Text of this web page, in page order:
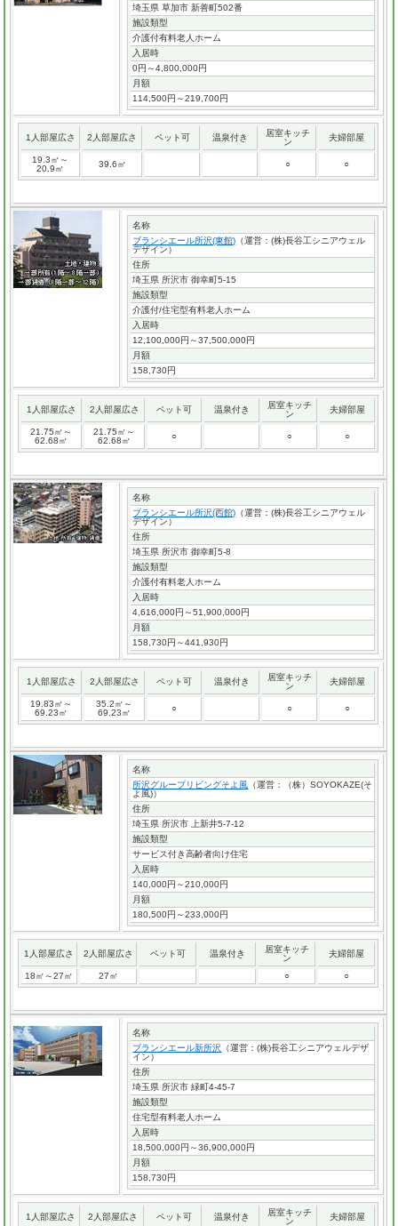
埼玉県 草加市 新善町502番
施設類型
介護付有料老人ホーム
入居時
0円～4,800,000円
月額
114,500円～219,700円
1人部屋広さ 2人部屋広さ ペット可 温泉付き
居室キッチ
ン
夫婦部屋
19.3㎡～
20.9㎡
39.6㎡ ○ ○
名称
ブランシエール所沢(東館) （運営：(株)長谷工シニアウェル
デザイン）
住所
埼玉県 所沢市 御幸町5-15
施設類型
介護付/住宅型有料老人ホーム
入居時
12,100,000円～37,500,000円
月額
158,730円
1人部屋広さ 2人部屋広さ ペット可 温泉付き
居室キッチ
ン
夫婦部屋
21.75㎡～
62.68㎡
21.75㎡～
62.68㎡
○ ○ ○
名称
ブランシエール所沢(西館) （運営：(株)長谷工シニアウェル
デザイン）
住所
埼玉県 所沢市 御幸町5-8
施設類型
介護付有料老人ホーム
入居時
4,616,000円～51,900,000円
月額
158,730円～441,930円
1人部屋広さ 2人部屋広さ ペット可 温泉付き
居室キッチ
ン
夫婦部屋
19.83㎡～
69.23㎡
35.2㎡～
69.23㎡
○ ○ ○
名称
所沢グループリビングそよ風
（運営：（株）SOYOKAZE(そ
よ風)）
住所
埼玉県 所沢市 上新井5-7-12
施設類型
サービス付き高齢者向け住宅
入居時
140,000円～210,000円
月額
180,500円～233,000円
1人部屋広さ 2人部屋広さ ペット可 温泉付き
居室キッチ
ン
夫婦部屋
18㎡～27㎡ 27㎡ ○ ○
名称
ブランシエール新所沢
（運営：(株)長谷工シニアウェルデザ
イン）
住所
埼玉県 所沢市 緑町4-45-7
施設類型
住宅型有料老人ホーム
入居時
18,500,000円～36,900,000円
月額
158,730円
1人部屋広さ 2人部屋広さ ペット可 温泉付き
居室キッチ
ン
夫婦部屋